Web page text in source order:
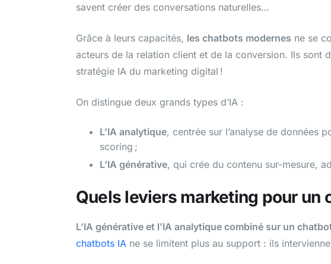
savent créer des conversations naturelles…
Grâce à leurs capacités, les chatbots modernes ne se
acteurs de la relation client et de la conversion. Ils sont
stratégie IA du marketing digital !
On distingue deux grands types d’IA :
L’IA analytique, centrée sur l’analyse de données
scoring ;
L’IA générative, qui crée du contenu sur-mesure,
Quels leviers marketing pour un
L’IA générative et l’IA analytique combiné sur un
chatbots IA ne se limitent plus au support : ils